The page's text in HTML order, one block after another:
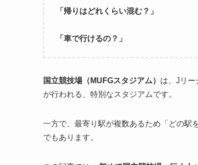
「帰りはどれくらい混む？」
「車で行けるの？」
国立競技場（MUFGスタジアム） は、Jリー
が行われる、特別なスタジアムです。
一方で、最寄り駅が複数あるため「どの駅
でもあります。